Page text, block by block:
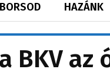
BORSOD HAZÁNK
az